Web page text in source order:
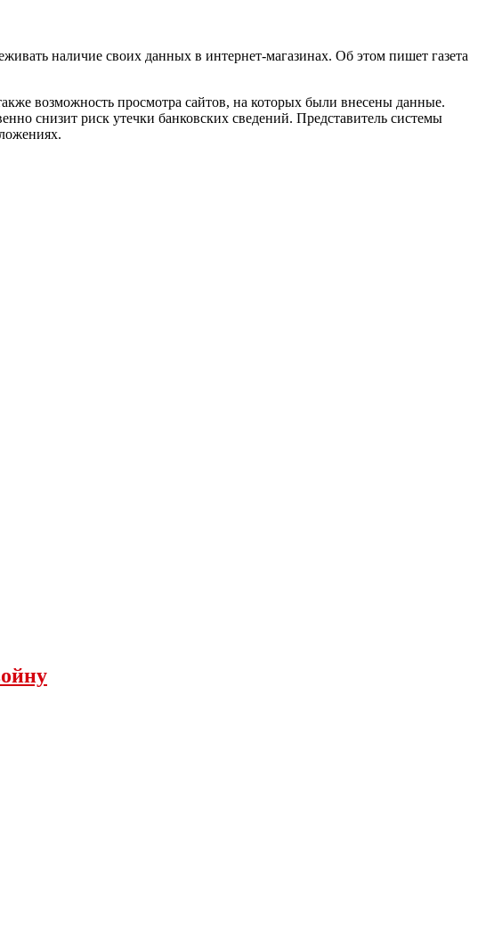
наличие своих данных в интернет-магазинах. Об этом пишет газета
возможность просмотра сайтов, на которых были внесены данные.
снизит риск утечки банковских сведений. Представитель системы